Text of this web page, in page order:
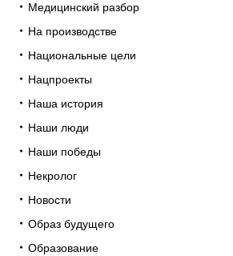
Медицинский разбор
На производстве
Национальные цели
Нацпроекты
Наша история
Наши люди
Наши победы
Некролог
Новости
Образ будущего
Образование